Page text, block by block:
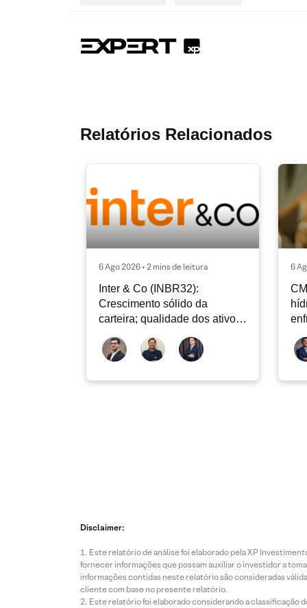
Relatórios Relacionados
6 Ago 2026 • 2 mins de leitura
Inter & Co (INBR32):
Crescimento sólido da
carteira; qualidade dos ativos
continua sendo o principal
debate
6
Disclaimer:
Este relatório de análise foi elaborado pela XP
fornecer informações que possam auxiliar o investidor a
informações contidas neste relatório são consideradas
cliente com base no presente relatório.
Este relatório foi elaborado considerando a classificação